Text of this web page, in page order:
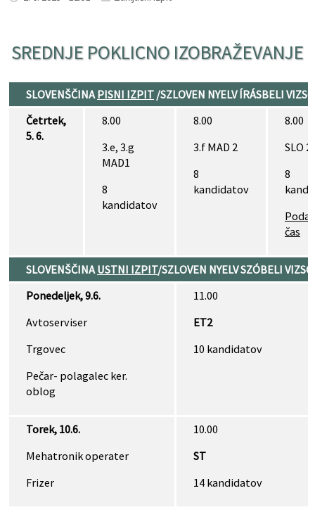
SREDNJE POKLICNO IZOBRAŽEVANJE
SLOVENŠČINA PISNI IZPIT /SZLOVEN NYELV ÍRÁSBELI
Četrtek,
5. 6.
8.00
3.e, 3.g
MAD1
8
kandidatov
8.00
3.f MAD 2
8
kandidatov
8.00
SLO 2
8
čas
SLOVENŠČINA USTNI IZPIT/SZLOVEN NYELVSZÓBELI
Ponedeljek, 9.6.
Avtoserviser
Trgovec
Pečar- polagalec ker.
oblog
11.00
ET2
10 kandidatov
Torek, 10.6.
Mehatronik operater
Frizer
10.00
ST
14 kandidatov